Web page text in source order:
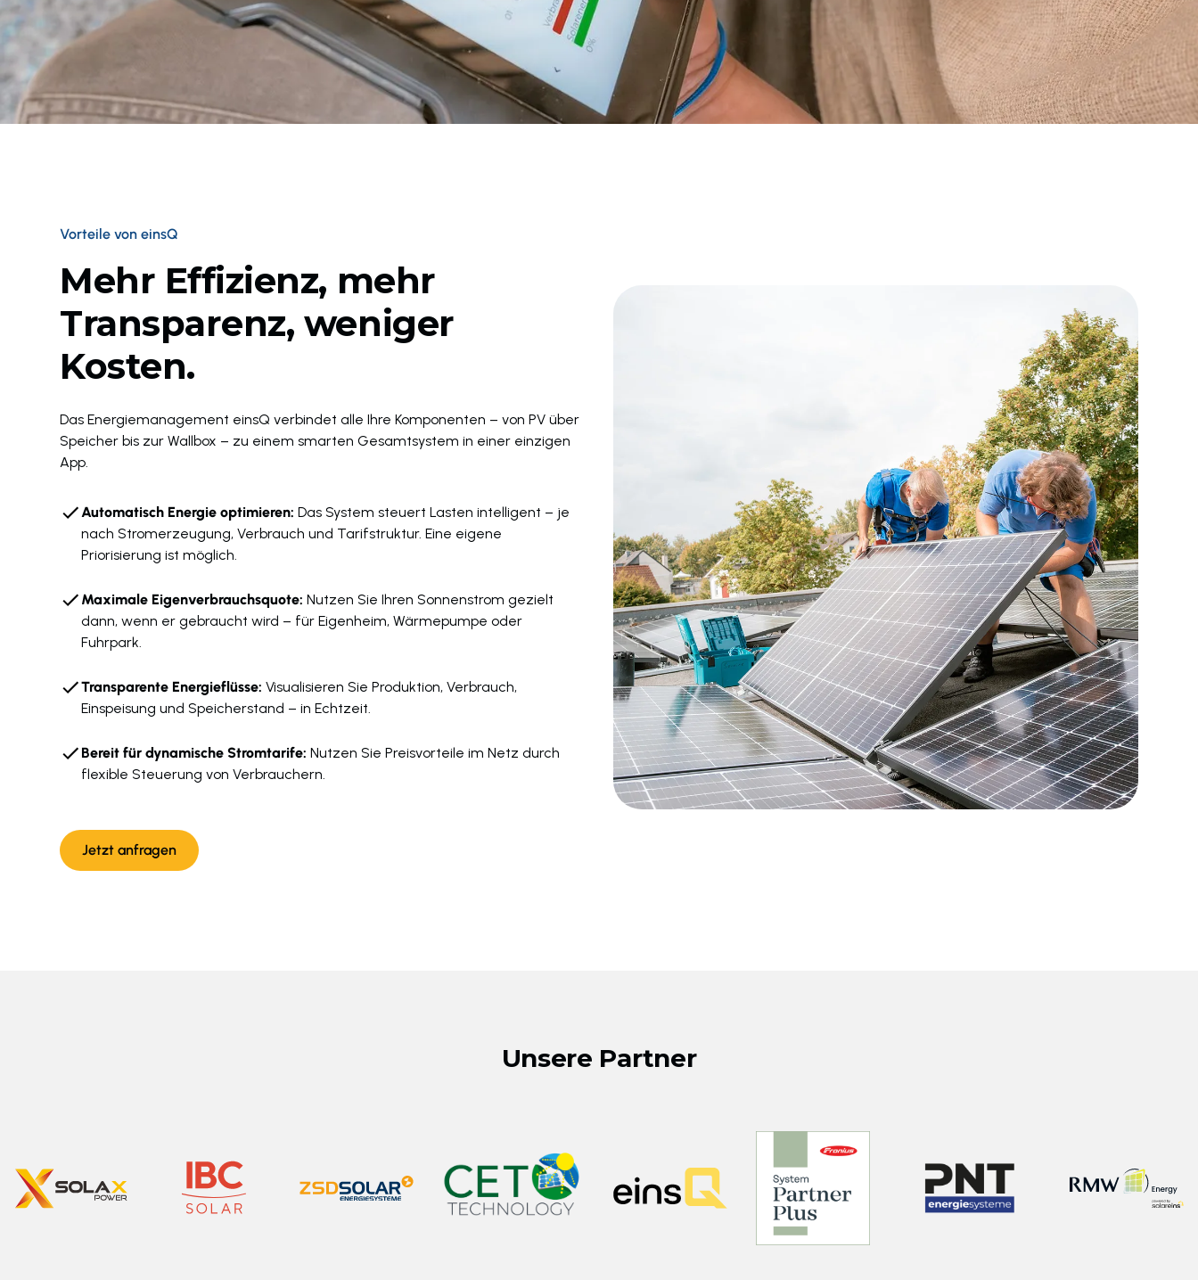
Vorteile von einsQ
Mehr Effizienz, mehr
Transparenz, weniger
Kosten.
Das Energiemanagement einsQ verbindet alle Ihre Komponenten – von PV über
Speicher bis zur Wallbox – zu einem smarten Gesamtsystem in einer einzigen
App.
Automatisch Energie optimieren:Das System steuert Lasten intelligent – je
nach Stromerzeugung, Verbrauch und Tarifstruktur. Eine eigene
Priorisierung ist möglich.
Maximale Eigenverbrauchsquote:Nutzen Sie Ihren Sonnenstrom gezielt
dann, wenn er gebraucht wird – für Eigenheim, Wärmepumpe oder
Fuhrpark.
Transparente Energieflüsse: Visualisieren Sie Produktion, Verbrauch,
Einspeisung und Speicherstand – in Echtzeit.
Bereit für dynamische Stromtarife: Nutzen Sie Preisvorteile im Netz durch
flexible Steuerung von Verbrauchern.
Jetzt anfragen
Unsere Partner